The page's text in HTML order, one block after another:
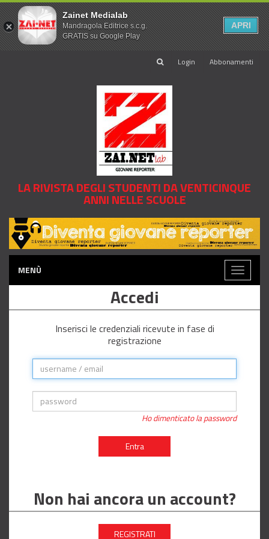
Login Abbonamenti
LA RIVISTA DEGLI STUDENTI DA VENTICINQUE
ANNI NELLE SCUOLE
MENÙ
Toggle
Accedi
Inserisci le credenziali ricevute in fase di
registrazione
Ho dimenticato la password
Entra
Non hai ancora un account?
REGISTRATI
Zainet Medialab
Mandragola Editrice s.c.g.
GRATIS su Google Play
APRI